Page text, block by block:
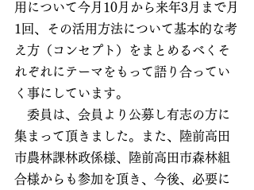
用について今月10月から来年3月まで月
1回、その活用方法について基本的な考
え方（コンセプト）をまとめるべくそ
れぞれにテーマをもって語り合ってい
く事にしています。
委員は、会員より公募し有志の方に
集まって頂きました。また、陸前高田
市農林課林政係様、陸前高田市森林組
合様からも参加を頂き、今後、必要に